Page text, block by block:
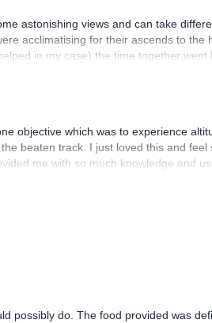
astonishing views and can take
acclimatising for their ascends to
in my case) the time together
he helped us with finding places
was the best meal we had in
objective which was to experience
beaten track. I just loved this and
me with so much knowledge and
most memorable hikes I have done
possibly do. The food provided was